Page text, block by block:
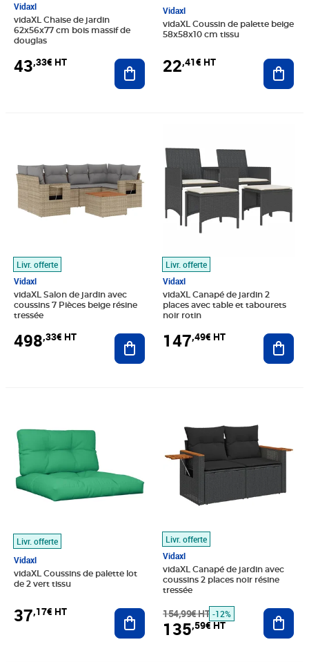
Vidaxl
vidaXL Chaise de jardin
62x56x77 cm bois massif de
douglas
43,33€ HT Ajouter au panier
Vidaxl
vidaXL Coussin de palette beige
58x58x10 cm tissu
22,41€ HT
Livr. offerte
Vidaxl
vidaXL Salon de jardin avec
coussins 7 Pièces beige résine
tressée
498,33€ HT Ajouter au panier
Livr. offerte
Vidaxl
vidaXL Canapé de jardin 2
places avec table et tabourets
noir rotin
147,49€ HT
Livr. offerte
Vidaxl
vidaXL Coussins de palette lot
de 2 vert tissu
37,17€ HT Ajouter au panier
Livr. offerte
Vidaxl
vidaXL Canapé de jardin avec
coussins 2 places noir résine
tressée
154,99€ HT -12%
135,59€ HT